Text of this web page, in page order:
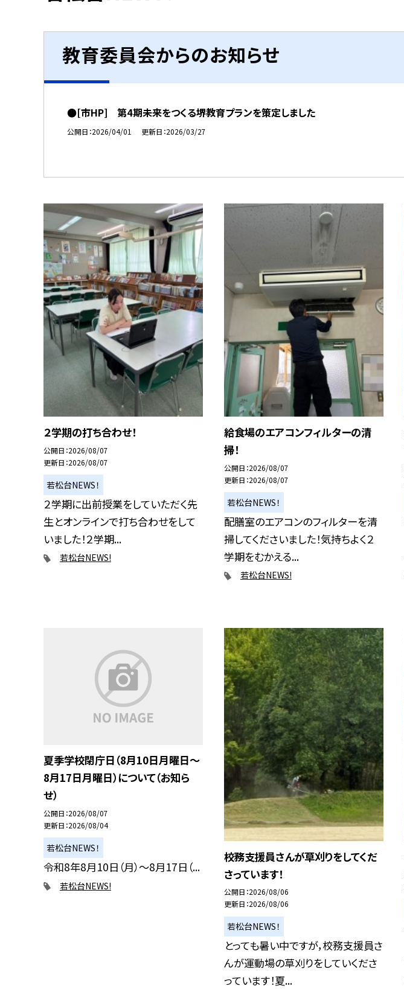
教育委員会からのお知らせ
●[市HP] 第4期未来をつくる堺教育プランを策定しました
公開日 2026/04/01 更新日 2026/03/27
２学期の打ち合わせ！
公開日 2026/08/07
更新日 2026/08/07
若松台NEWS！
２学期に出前授業をしていただく先
生とオンラインで打ち合わせをして
いました！２学期...
若松台NEWS!
給食場のエアコンフィルターの清
掃！
公開日 2026/08/07
更新日 2026/08/07
若松台NEWS！
配膳室のエアコンのフィルターを清
掃してくださいました！気持ちよく２
学期をむかえる...
若松台NEWS!
夏季学校閉庁日（8月10日月曜日～
8月17日月曜日）について（お知ら
せ）
公開日 2026/08/07
更新日 2026/08/04
若松台NEWS！
令和8年8月10日（月）～8月17日（...
若松台NEWS!
校務支援員さんが草刈りをしてくだ
さっています！
公開日 2026/08/06
更新日 2026/08/06
若松台NEWS！
とっても暑い中ですが，校務支援員さ
んが運動場の草刈りをしていくださ
っています！夏...